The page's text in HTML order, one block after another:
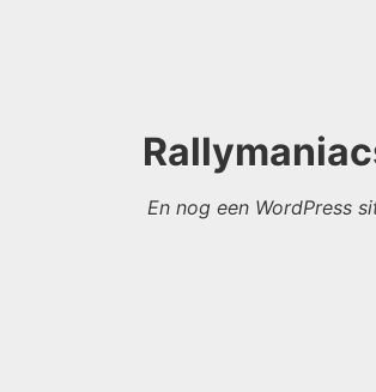
En nog een WordPress